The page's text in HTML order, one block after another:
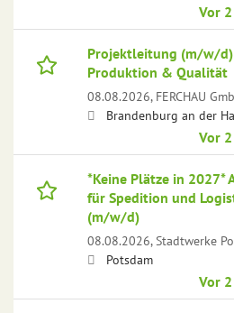
Vor
Projektleitung (m/w/
Produktion & Qualität
08.08.2026, FERCHAU
Brandenburg an der
Vor
*Keine Plätze in 2027*
für Spedition und
(m/w/d)
08.08.2026,Stadtwerke
Potsdam
Vor